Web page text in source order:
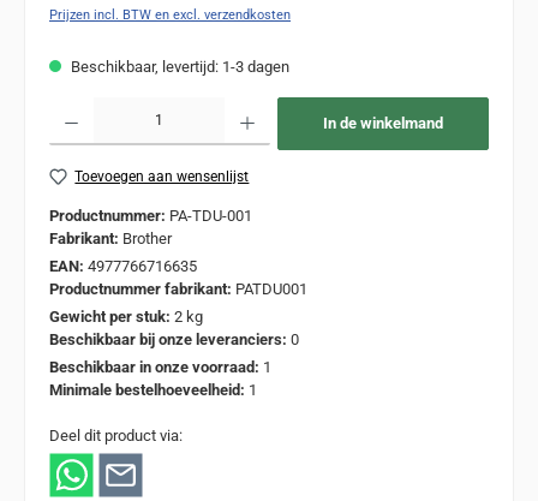
Prijzen incl. BTW en excl. verzendkosten
Beschikbaar, levertijd: 1-3 dagen
In de winkelmand
Toevoegen aan wensenlijst
Productnummer: PA-TDU-001
Fabrikant: Brother
EAN: 4977766716635
Productnummer fabrikant: PATDU001
Gewicht per stuk: 2 kg
Beschikbaar bij onze leveranciers: 0
Beschikbaar in onze voorraad: 1
Minimale bestelhoeveelheid: 1
Deel dit product via: